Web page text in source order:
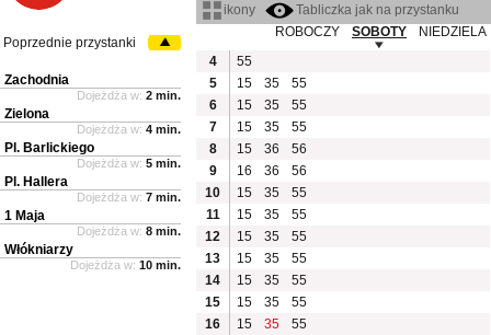
ikony
Tabliczka jak na przystanku
ROBOCZY
SOBOTY
NIEDZIELA
4
55
5
15 35
55
6
15 35
55
7
15 35
55
8
15 36
56
9
16 36
56
10
15 35
55
11
15 35
55
12
15 35
55
13
15 35
55
14
15 35
55
15
15 35
55
16
15 35 55
Poprzednie przystanki
Zachodnia
Dojeżdża w: 2 min.
Zielona
Dojeżdża w: 4 min.
Pl. Barlickiego
Dojeżdża w: 5 min.
Pl. Hallera
Dojeżdża w: 7 min.
1 Maja
Dojeżdża w: 8 min.
Włókniarzy
Dojeżdża w: 10 min.